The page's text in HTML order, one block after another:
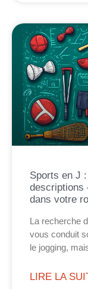
Sports en J
descriptions
dans votre
La recherche
vous conduit
le jogging,
LIRE LA